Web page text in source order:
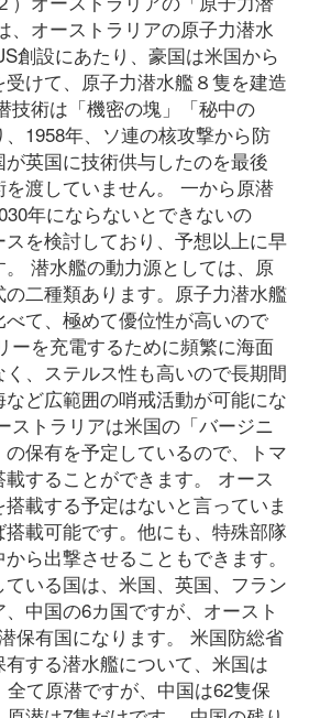
、オーストラリアの原子力潜水
創設にあたり、豪国は米国から
けて、原子力潜水艦８隻を建造
技術は「機密の塊」「秘中の
1958年、ソ連の核攻撃から防
英国に技術供与したのを最後
渡していません。 一から原潜
年にならないとできないの
を検討しており、予想以上に早
。 潜水艦の動力源としては、原
二種類あります。原子力潜水艦
て、極めて優位性が高いので
ーを充電するために頻繁に海面
、ステルス性も高いので長期間
ど広範囲の哨戒活動が可能にな
ストラリアは米国の「バージニ
保有を予定しているので、トマ
することができます。 オース
搭載する予定はないと言っていま
載可能です。他にも、特殊部隊
から出撃させることもできます。
いる国は、米国、英国、フラン
中国の6カ国ですが、オースト
保有国になります。 米国防総省
する潜水艦について、米国は
て原潜ですが、中国は62隻保